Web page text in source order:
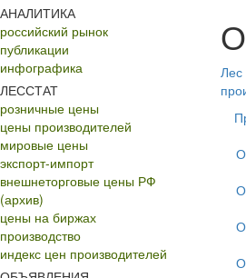
АНАЛИТИКА
российский рынок
публикации
инфографика
ЛЕССТАТ
розничные цены
цены производителей
мировые цены
экспорт-импорт
внешнеторговые цены РФ
(архив)
цены на биржах
производство
индекс цен производителей
Лес